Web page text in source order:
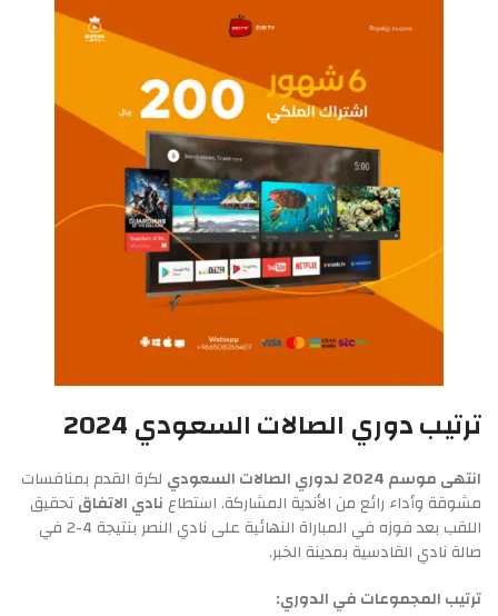
ترتيب دوري الصالات السعودي 2024
انتهى موسم 2024 لدوري الصالات السعودي
لكرة القدم بمنافسات
مشوقة وأداء رائع من الأندية المشاركة. استطاع نادي الاتفاقتحقيق
اللقب بعد فوزه في المباراة النهائية على نادي النصر بنتيجة 4-2 في
صالة نادي القادسية بمدينة الخبر.
ترتيب المجموعات في الدوري: